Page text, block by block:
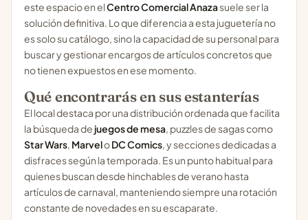
este espacio en elCentro Comercial Anazasuele ser la
solución definitiva. Lo que diferencia a esta juguetería no
es solo su catálogo, sino la capacidad de su personal para
buscar y gestionar encargos de artículos concretos que
no tienen expuestos en ese momento.
Qué encontrarás en sus estanterías
El local destaca por una distribución ordenada que facilita
la búsqueda de juegos de mesa , puzzles de sagas como
Star Wars MarveloDC Comics , y secciones dedicadas a
disfraces según la temporada. Es un punto habitual para
quienes buscan desde hinchables de verano hasta
artículos de carnaval, manteniendo siempre una rotación
constante de novedades en su escaparate.